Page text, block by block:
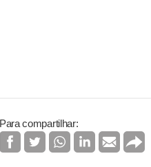
Para compartilhar: